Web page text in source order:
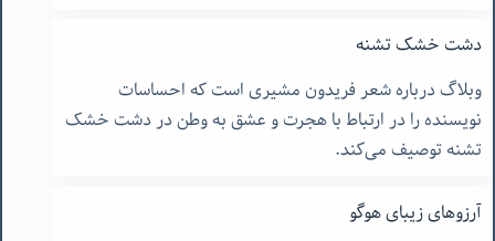
دشت خشک تشنه
وبلاگ درباره شعر فریدون مشیری است که احساسات
نویسنده را در ارتباط با هجرت و عشق به وطن در دشت خشک
تشنه توصیف می‌کند.
آرزوهای زیبای هوگو